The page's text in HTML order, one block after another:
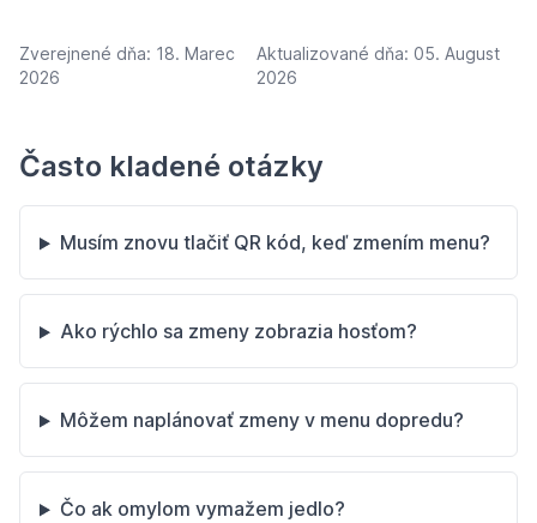
Zverejnené dňa: 18. Marec
2026
Aktualizované dňa: 05. August
2026
Často kladené otázky
Musím znovu tlačiť QR kód, keď zmením menu?
Ako rýchlo sa zmeny zobrazia hosťom?
Môžem naplánovať zmeny v menu dopredu?
Čo ak omylom vymažem jedlo?